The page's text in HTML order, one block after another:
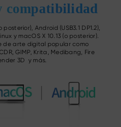
compatibilidad
Android (USB3.1 DP1.2),
y macOS X 10.13 (o posterior).
de arte digital popular como
GIMP, Krita, Medibang, Fire
3D y más.